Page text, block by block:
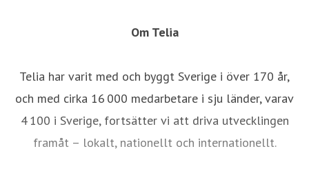
Om Telia
Telia har varit med och byggt Sverige i över 170 år,
och med cirka 16 000 medarbetare i sju länder, varav
4 100 i Sverige, fortsätter vi att driva utvecklingen
framåt – lokalt, nationellt och internationellt.